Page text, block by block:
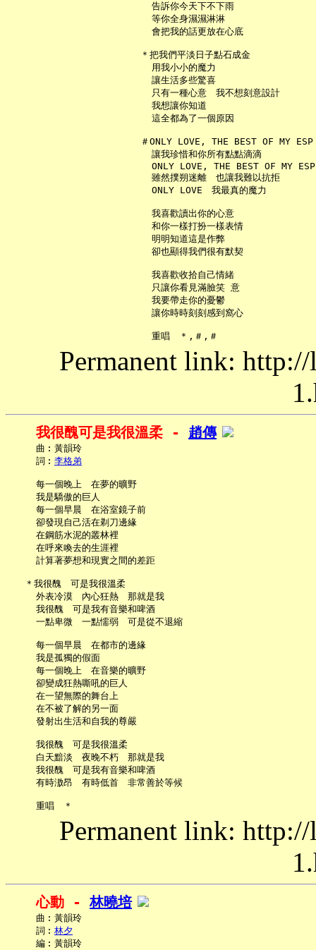
     告訴你今天下不下雨
     等你全身濕濕淋淋
     會把我的話更放在心底
   ＊把我們平淡日子點石成金
     用我小小的魔力
     讓生活多些驚喜
     只有一種心意　我不想刻意設計
     我想讓你知道
     這全都為了一個原因
   ＃ONLY LOVE, THE BEST OF MY ESP
     讓我珍惜和你所有點點滴滴
     ONLY LOVE, THE BEST OF MY ESP
     雖然撲朔迷離　也讓我難以抗拒
     ONLY LOVE　我最真的魔力
     我喜歡讀出你的心意
     和你一樣打扮一樣表情
     明明知道這是作弊
     卻也顯得我們很有默契
     我喜歡收拾自己情緒
     只讓你看見滿臉笑 意
     我要帶走你的憂鬱
     讓你時時刻刻感到窩心
Permanent link:
我很醜可是我很溫柔 - 趙傳
     曲︰黃韻玲
     詞︰
李格弟
     每一個晚上　在夢的曠野
     我是驕傲的巨人
     每一個早晨　在浴室鏡子前
     卻發現自己活在剃刀邊緣
     在鋼筋水泥的叢林裡
     在呼來喚去的生涯裡
     計算著夢想和現實之間的差距
   ＊我很醜　可是我很溫柔
     外表冷漠　內心狂熱　那就是我
     我很醜　可是我有音樂和啤酒
     一點卑微　一點懦弱　可是從不退縮
     每一個早晨　在都市的邊緣
     我是孤獨的假面
     每一個晚上　在音樂的曠野
     卻變成狂熱嘶吼的巨人
     在一望無際的舞台上
     在不被了解的另一面
     發射出生活和自我的尊嚴
     我很醜　可是我很溫柔
     白天黯淡　夜晚不朽　那就是我
     我很醜　可是我有音樂和啤酒
     有時滶昂　有時低首　非常善於等候
Permanent link:
心動 - 林曉培
     曲︰黃韻玲
     詞︰
林夕
     編︰黃韻玲